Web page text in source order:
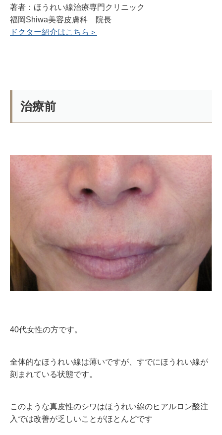
著者：ほうれい線治療専門クリニック
福岡Shiwa美容皮膚科 院長
ドクター紹介はこちら＞
治療前
40代女性の方です。
全体的なほうれい線は薄いですが、すでにほうれい線が
刻まれている状態です。
このような真皮性のシワはほうれい線のヒアルロン酸注
入では改善が乏しいことがほとんどです